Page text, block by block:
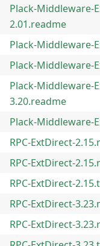
Plack-Middleware-
2.01.readme
Plack-Middleware-
Plack-Middleware-
Plack-Middleware-
3.20.readme
Plack-Middleware-
RPC-ExtDirect-
RPC-ExtDirect-
RPC-ExtDirect-
RPC-ExtDirect-
RPC-ExtDirect-